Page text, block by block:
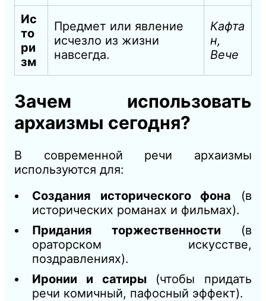
Ис
то
ри
зм
Предмет или явление
исчезло из жизни
навсегда.
Кафта
н,
Вече
Зачем использовать
архаизмы сегодня?
В современной речи архаизмы
используются для:
Создания исторического фона (в
исторических романах и фильмах).
Придания торжественности (в
ораторском искусстве,
поздравлениях).
Иронии и сатиры(чтобы придать
речи комичный, пафосный эффект).